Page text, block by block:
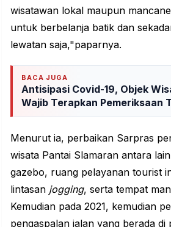
wisatawan lokal maupun
untuk berbelanja batik dan
lewatan saja,"paparnya.
BACA JUGA
Antisipasi Covid-19, Objek
Wajib Terapkan Pemeriksaan
Menurut ia, perbaikan Sarpras
wisata Pantai Slamaran antara
gazebo, ruang pelayanan tourist
lintasan jogging, serta tempat
Kemudian pada 2021, kemudian
pengaspalan jalan yang berada di